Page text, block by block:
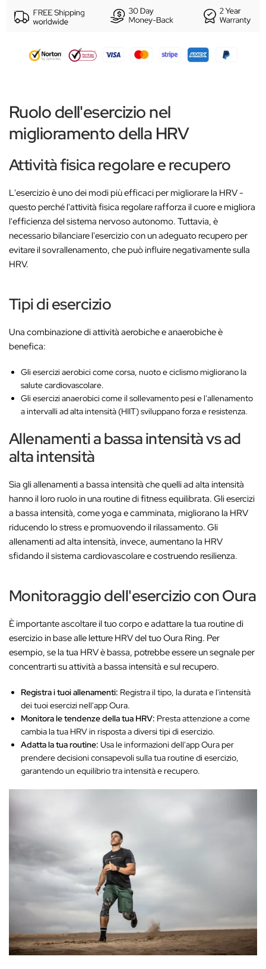
Ruolo dell'esercizio nel
miglioramento della HRV
Attività fisica regolare e recupero
L'esercizio è uno dei modi più efficaci per migliorare la HRV -
questo perché l'attività fisica regolare rafforza il cuore e migliora
l'efficienza del sistema nervoso autonomo. Tuttavia, è
necessario bilanciare l'esercizio con un adeguato recupero per
evitare il sovrallenamento, che può influire negativamente sulla
HRV.
Tipi di esercizio
Una combinazione di attività aerobiche e anaerobiche è
benefica:
Gli esercizi aerobici come corsa, nuoto e ciclismo migliorano la
salute cardiovascolare.
Gli esercizi anaerobici come il sollevamento pesi e l'allenamento
a intervalli ad alta intensità (HIIT) sviluppano forza e resistenza.
Allenamenti a bassa intensità vs ad
alta intensità
Sia gli allenamenti a bassa intensità che quelli ad alta intensità
hanno il loro ruolo in una routine di fitness equilibrata. Gli esercizi
a bassa intensità, come yoga e camminata, migliorano la HRV
riducendo lo stress e promuovendo il rilassamento. Gli
allenamenti ad alta intensità, invece, aumentano la HRV
sfidando il sistema cardiovascolare e costruendo resilienza.
Monitoraggio dell'esercizio con Oura
È importante ascoltare il tuo corpo e adattare la tua routine di
esercizio in base alle letture HRV del tuo Oura Ring. Per
esempio, se la tua HRV è bassa, potrebbe essere un segnale per
concentrarti su attività a bassa intensità e sul recupero.
Registra i tuoi allenamenti: Registra il tipo, la durata e l'intensità
dei tuoi esercizi nell'app Oura.
Monitora le tendenze della tua HRV: Presta attenzione a come
cambia la tua HRV in risposta a diversi tipi di esercizio.
Adatta la tua routine: Usa le informazioni dell'app Oura per
prendere decisioni consapevoli sulla tua routine di esercizio,
garantendo un equilibrio tra intensità e recupero.